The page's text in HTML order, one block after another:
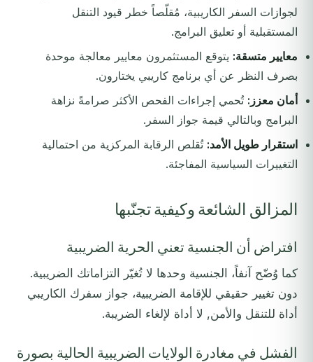
لجوازات السفر الكاريبية، مُقلّصاً خطر قيود التنقل
المستقبلية أو تعليق البرامج.
معايير متسقة: يتوقع المستثمرون معايير معالجة موحدة
بصرف النظر عن أي برنامج كاريبي يختارون.
أمان معزز: تُحمي إجراءات الفحص الأكثر صرامةً نزاهة
البرامج وبالتالي قيمة جواز السفر.
استقرار طويل الأمد: تُقلص الرقابة المركزية من احتمالية
التغييرات السياسية المفاجئة.
المزالق الشائعة وكيفية تجنّبها
افتراض أن الجنسية تعني الحرية الضريبية
كما وُضّح آنفاً، الجنسية وحدها لا تُغيّر التزاماتك الضريبية.
دون تغيير حقيقي للإقامة الضريبية، جواز سفرك الكاريبي
أداة للتنقل والأمن, لا أداة لإلغاء الضريبة.
الفشل في مغادرة الولايات الضريبية الحالية بصورة